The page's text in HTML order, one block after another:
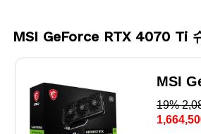
MSI GeForce RTX 4070 Ti
MSI
19%